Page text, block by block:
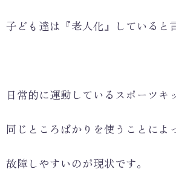
子ども達は『老人化』していると
日常的に運動しているスポーツキ
同じところばかりを使うことによ
故障しやすいのが現状です。